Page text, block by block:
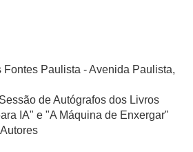
Fontes Paulista - Avenida Paulista,
de Autógrafos dos Livros
IA" e "A Máquina de Enxergar"